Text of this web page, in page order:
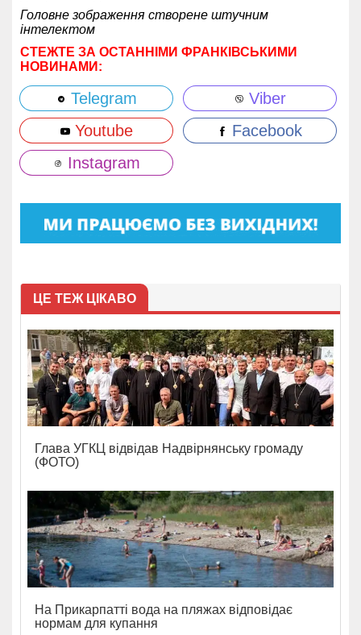
Головне зображення створене штучним
інтелектом
СТЕЖТЕ ЗА ОСТАННІМИ ФРАНКІВСЬКИМИ
НОВИНАМИ:
Telegram
Viber
Youtube
Facebook
Instagram
ЦЕ ТЕЖ ЦІКАВО
Глава УГКЦ відвідав Надвірнянську громаду
(ФОТО)
На Прикарпатті вода на пляжах відповідає
нормам для купання